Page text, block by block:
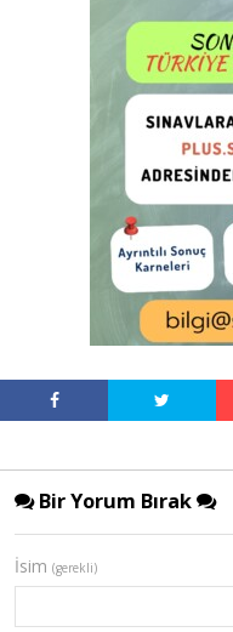
Bir Yorum Bırak
İsim (gerekli)